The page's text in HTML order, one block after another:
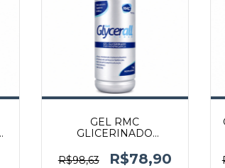
GEL RMC
GLICERINADO
FRASCO
R$98,63 R$78,90